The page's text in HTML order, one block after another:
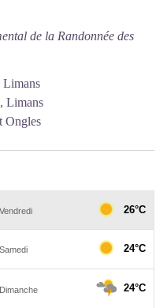
de la Randonnée des
Limans
Limans
Ongles